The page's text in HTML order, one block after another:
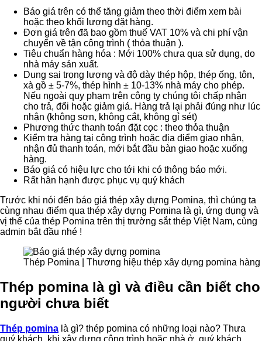
Báo giá trên có thể tăng giảm theo thời điểm xem bài
hoặc theo khối lượng đặt hàng.
Đơn giá trên đã bao gồm thuế VAT 10% và chi phí vận
chuyển về tận công trình ( thỏa thuận ).
Tiêu chuẩn hàng hóa : Mới 100% chưa qua sử dụng, do
nhà máy sản xuất.
Dung sai trọng lượng và độ dày thép hộp, thép ống, tôn,
xà gồ ± 5-7%, thép hình ± 10-13% nhà máy cho phép.
Nếu ngoài quy phạm trên công ty chúng tôi chấp nhận
cho trả, đổi hoặc giảm giá. Hàng trả lại phải đúng như lúc
nhận (không sơn, không cắt, không gỉ sét)
Phương thức thanh toán đặt cọc : theo thỏa thuận
Kiểm tra hàng tại công trình hoặc địa điểm giao nhận,
nhận đủ thanh toán, mới bắt đầu bàn giao hoặc xuống
hàng.
Báo giá có hiệu lực cho tới khi có thông báo mới.
Rất hân hạnh được phục vụ quý khách
Trước khi nói đến báo giá thép xây dựng Pomina, thì chúng ta
cùng nhau điểm qua thép xây dựng Pomina là gì, ứng dụng và
vị thế của thép Pomina trên thị trường sắt thép Việt Nam, cùng
admin bắt đầu nhé !
Thép Pomina | Thương hiệu thép xây dựng pomina
Thép pomina là gì và điều cần biết cho
người chưa biết
Thép pomina là gì? thép pomina có những loại nào? Thưa